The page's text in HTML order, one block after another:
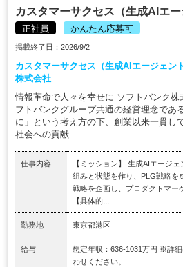
カスタマーサクセス（生成AIエ
正社員 かんたん応募可
掲載終了日：2026/9/2
カスタマーサクセス（生成AIエージェン
株式会社
情報革命で人々を幸せに ソフトバンク株
フトバンクグループ共通の経営理念であ
に」という考え方の下、創業以来一貫し
社会への貢献...
仕事内容
【ミッション】 生成AIエージ
組みと状態を作り、PLG戦略を
戦略を企画し、プロダクトマー
【具体的...
勤務地 東京都港区
給与
想定年収：636-1031万円 ※詳
わせください。